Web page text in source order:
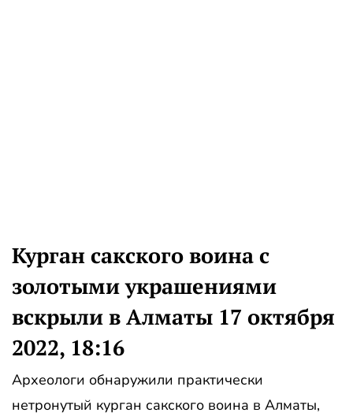
Курган сакского воина с
золотыми украшениями
вскрыли в Алматы 17 октября
2022, 18:16
Археологи обнаружили практически
нетронутый курган сакского воина в Алматы,